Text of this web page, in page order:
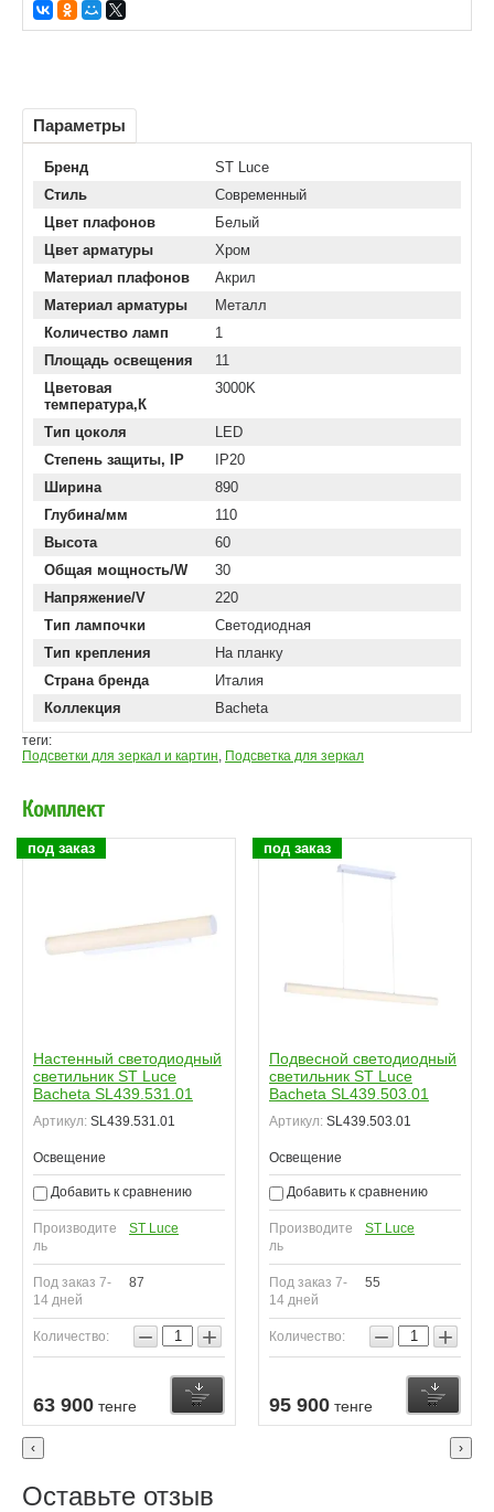
Параметры
Бренд
ST Luce
Стиль
Современный
Цвет плафонов
Белый
Цвет арматуры
Хром
Материал плафонов
Акрил
Материал арматуры
Металл
Количество ламп
1
Площадь освещения
11
Цветовая
температура,К
3000K
Тип цоколя
LED
Степень защиты, IP
IP20
Ширина
890
Глубина/мм
110
Высота
60
Общая мощность/W
30
Напряжение/V
220
Тип лампочки
Светодиодная
Тип крепления
На планку
Страна бренда
Италия
Коллекция
Bacheta
теги:
Подсветки для зеркал и картин, Подсветка для зеркал
Комплект
под заказ
Настенный светодиодный
светильник ST Luce
Bacheta SL439.531.01
Артикул: SL439.531.01
Освещение
Добавить к сравнению
Производите
ль
ST Luce
Под заказ 7-
14 дней
87
Количество: − +
63 900 тенге
под заказ
Подвесной светодиодный
светильник ST Luce
Bacheta SL439.503.01
Артикул: SL439.503.01
Освещение
Добавить к сравнению
Производите
ль
ST Luce
Под заказ 7-
14 дней
55
Количество: − +
95 900 тенге
‹ ›
Оставьте отзыв